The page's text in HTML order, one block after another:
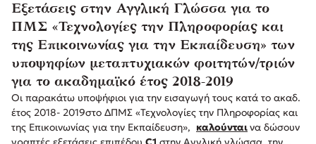
Εξετάσεις στην Αγγλική Γλώσσα για το
ΠΜΣ «Τεχνολογίες την Πληροφορίας και
της Επικοινωνίας για την Εκπαίδευση» των
υποψηφίων μεταπτυχιακών φοιτητών/τριών
για το ακαδημαϊκό έτος 2018-2019
Οι παρακάτω υποψήφιοι για την εισαγωγή τους κατά το ακαδ.
έτος 2018‐ 2019στο ΔΠΜΣ «Τεχνολογίες την Πληροφορίας και
της Επικοινωνίας για την Εκπαίδευση», καλούνταινα δώσουν